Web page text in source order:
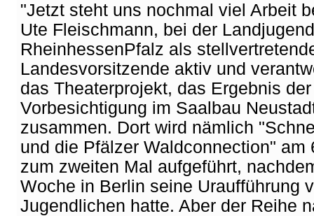
"Jetzt steht uns nochmal viel Arbeit
Ute Fleischmann, bei der Landjugend
RheinhessenPfalz als
Landesvorsitzende aktiv und
das Theaterprojekt, das Ergebnis der
Vorbesichtigung im Saalbau
zusammen. Dort wird nämlich
und die Pfälzer Waldconnection" am
zum zweiten Mal aufgeführt,
Woche in Berlin seine Uraufführung
Jugendlichen hatte. Aber der Reihe